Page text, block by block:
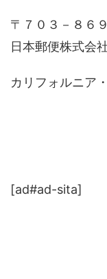
〒７０３－８６
日本郵便株式会
カリフォルニア
[ad#ad-sita]